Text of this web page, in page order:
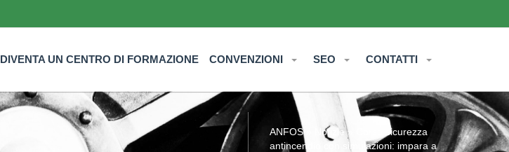
DIVENTA UN CENTRO DI FORMAZIONE CONVENZIONI SEO CONTATTI
ANFOS» Notizie» Corso sicurezza
antincendio con simulazioni: impara a